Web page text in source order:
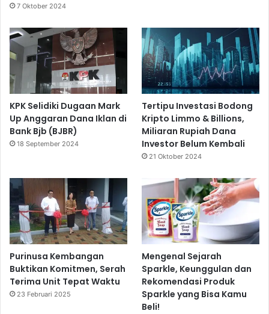
7 Oktober 2024
KPK Selidiki Dugaan Mark
Up Anggaran Dana Iklan di
Bank Bjb (BJBR)
18 September 2024
Tertipu Investasi Bodong
Kripto Limmo & Billions,
Miliaran Rupiah Dana
Investor Belum Kembali
21 Oktober 2024
Purinusa Kembangan
Buktikan Komitmen, Serah
Terima Unit Tepat Waktu
23 Februari 2025
Mengenal Sejarah
Sparkle, Keunggulan dan
Rekomendasi Produk
Sparkle yang Bisa Kamu
Beli!